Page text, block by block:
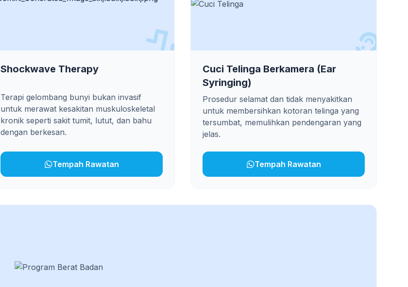
Shockwave Therapy
Terapi gelombang bunyi bukan invasif
untuk merawat kesakitan muskuloskeletal
kronik seperti sakit tumit, lutut, dan bahu
dengan berkesan.
Tempah Rawatan
Cuci Telinga Berkamera (Ear
Syringing)
Prosedur selamat dan tidak menyakitkan
untuk membersihkan kotoran telinga yang
tersumbat, memulihkan pendengaran yang
jelas.
Tempah Rawatan